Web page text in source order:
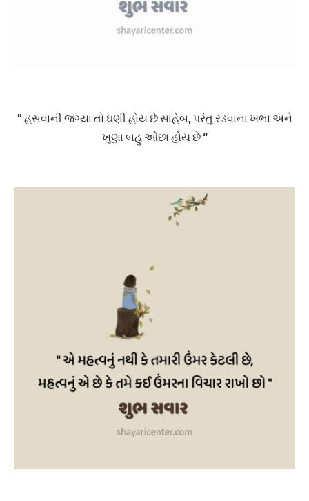
” હસવાની જગ્યા તો ઘણી હોય છે સાહેબ, પરંતુ રડવાના ખભા અને
ખૂણા બહુ ઓછા હોય છે “